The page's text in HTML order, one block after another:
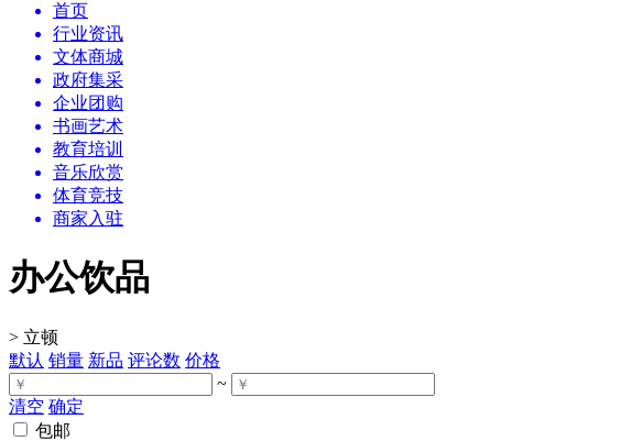
首页
行业资讯
文体商城
政府集采
企业团购
书画艺术
教育培训
音乐欣赏
体育竞技
商家入驻
办公饮品
> 立顿
默认 销量 新品 评论数 价格
~
清空 确定
包邮